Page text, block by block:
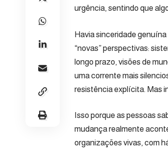
urgência, sentindo que
Havia sinceridade
“novas” perspectivas:
longo prazo, visões de
uma corrente mais
resistência explícita. Mas
Isso porque as pessoas
mudança realmente
organizações vivas, com